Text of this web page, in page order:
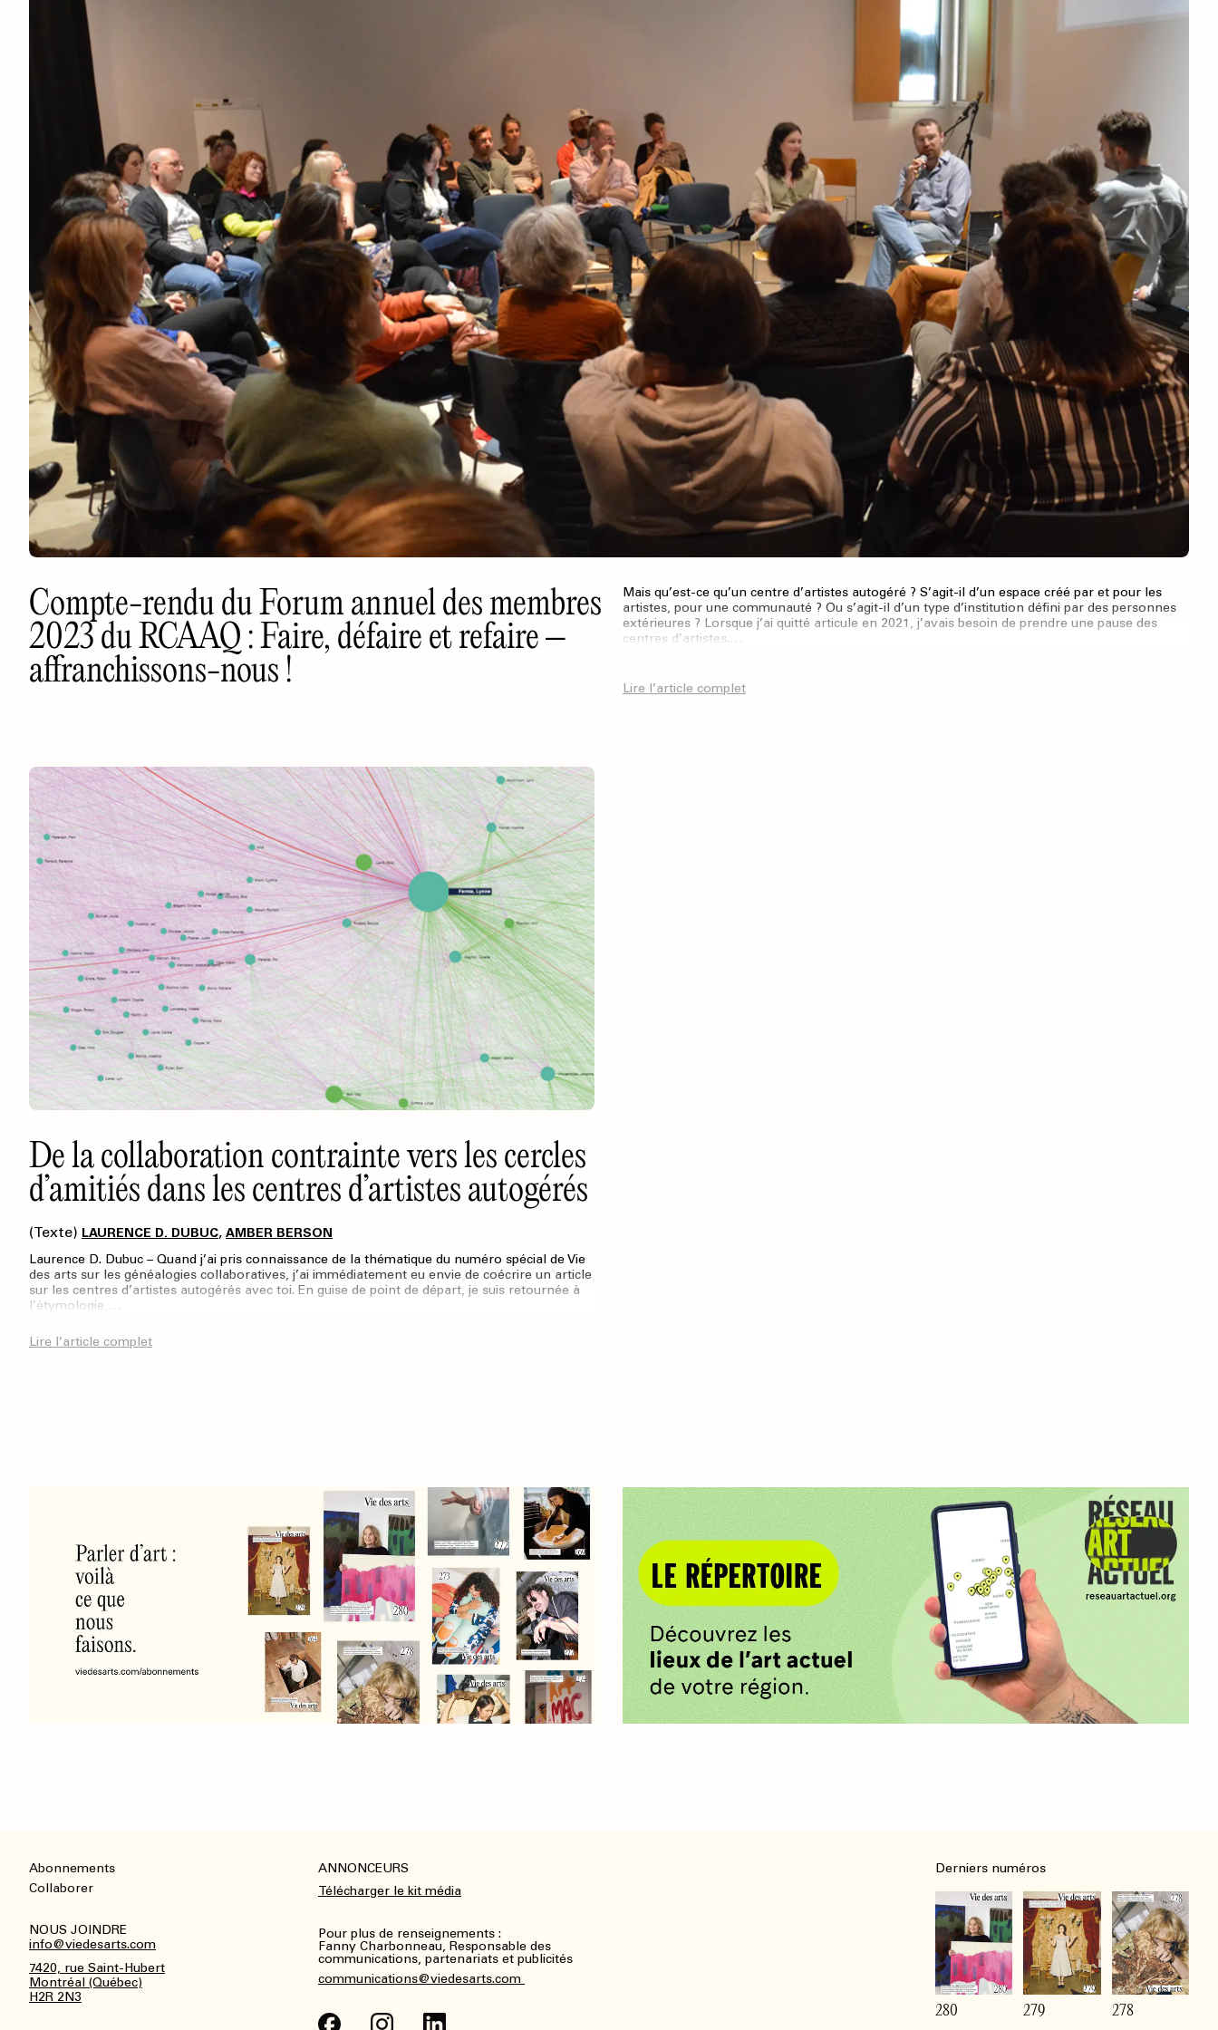
Compte-rendu du Forum annuel des membres
2023 du RCAAQ : Faire, défaire et refaire –
affranchissons-nous !
Mais qu’est-ce qu’un centre d’artistes autogéré ? S’agit-il d’un espace créé par et pour les
artistes, pour une communauté ? Ou s’agit-il d’un type d’institution défini par des personnes
extérieures ? Lorsque j’ai quitté articule en 2021, j’avais besoin de prendre une pause des
centres d’artistes.…
Lire l’article complet
De la collaboration contrainte vers les cercles
d’amitiés dans les centres d’artistes autogérés
(Texte) LAURENCE D. DUBUC, AMBER BERSON
Laurence D. Dubuc – Quand j’ai pris connaissance de la thématique du numéro spécial de Vie
des arts sur les généalogies collaboratives, j’ai immédiatement eu envie de coécrire un article
sur les centres d’artistes autogérés avec toi. En guise de point de départ, je suis retournée à
l’étymologie,…
Lire l’article complet
Abonnements
Collaborer
NOUS JOINDRE
info@viedesarts.com
7420, rue Saint-Hubert
Montréal (Québec)
H2R 2N3
ANNONCEURS
Télécharger le kit média
Pour plus de renseignements :
Fanny Charbonneau, Responsable des
communications, partenariats et publicités
communications@viedesarts.com
Derniers numéros
280 279 278